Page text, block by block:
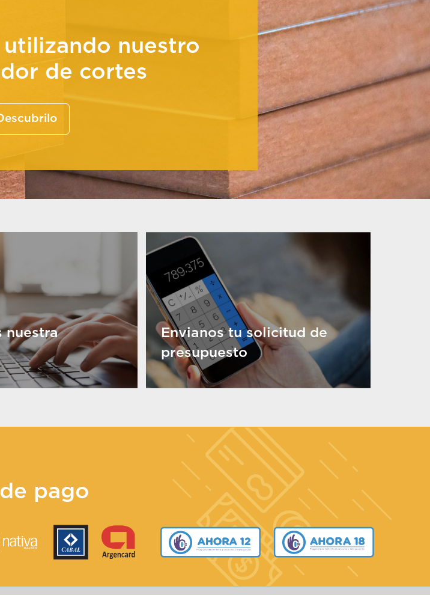
utilizando nuestro
de cortes
nuestra
Envianos tu solicitud de
presupuesto
pago